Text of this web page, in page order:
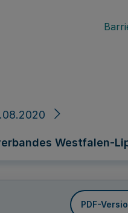
Westfalen-
PDF-